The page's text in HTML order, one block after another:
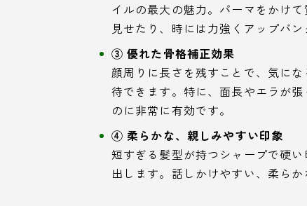
イルの最大の魅力。パーマをかけ
見せたり、時には力強くアップバ
③ 優れた骨格補正効果
顔周りに長さを残すことで、気に
待できます。特に、面長やエラが
のに非常に有効です。
④ 柔らかな、親しみやすい印象
短すぎる髪型が持つシャープで硬
出します。話しかけやすい、柔ら